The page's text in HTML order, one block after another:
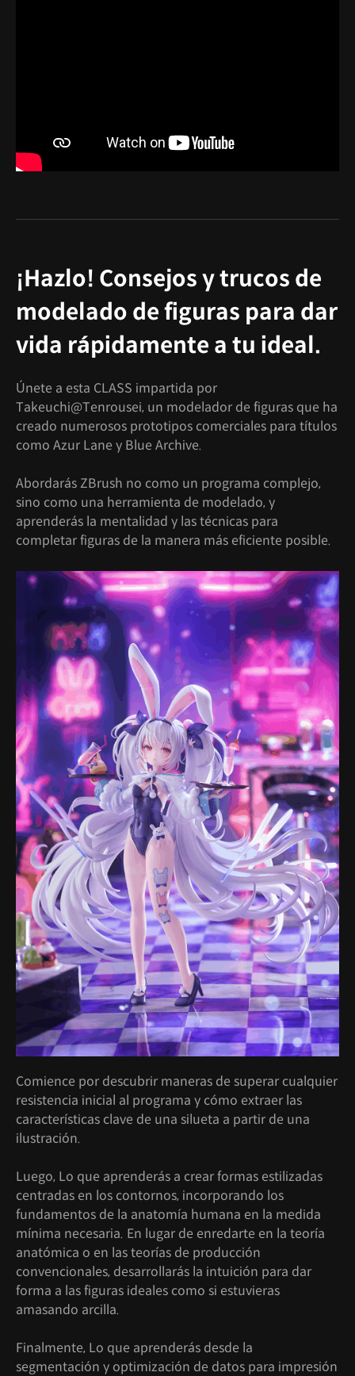
¡Hazlo! Consejos y trucos de
modelado de figuras para dar
vida rápidamente a tu ideal.
Únete a esta CLASS impartida por
Takeuchi@Tenrousei, un modelador de figuras que ha
creado numerosos prototipos comerciales para títulos
como Azur Lane y Blue Archive.
Abordarás ZBrush no como un programa complejo,
sino como una herramienta de modelado, y
aprenderás la mentalidad y las técnicas para
completar figuras de la manera más eficiente posible.
Comience por descubrir maneras de superar cualquier
resistencia inicial al programa y cómo extraer las
características clave de una silueta a partir de una
ilustración.
Luego, Lo que aprenderás a crear formas estilizadas
centradas en los contornos, incorporando los
fundamentos de la anatomía humana en la medida
mínima necesaria. En lugar de enredarte en la teoría
anatómica o en las teorías de producción
convencionales, desarrollarás la intuición para dar
forma a las figuras ideales como si estuvieras
amasando arcilla.
Finalmente, Lo que aprenderás desde la
segmentación y optimización de datos para impresión